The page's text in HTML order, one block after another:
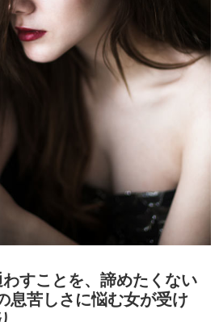
すことを、諦めたくない
苦しさに悩む女が受け